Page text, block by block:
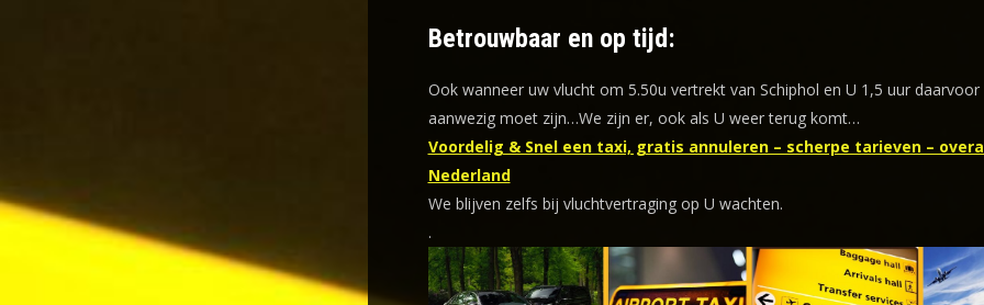
Betrouwbaar en op tijd:
Ook wanneer uw vlucht om 5.50u vertrekt van Schiphol en U 1,5 uur daarvoor
aanwezig moet zijn…We zijn er, ook als U weer terug komt…
Voordelig & Snel een taxi, gratis annuleren – scherpe tarieven –
Nederland
We blijven zelfs bij vluchtvertraging op U wachten.
.